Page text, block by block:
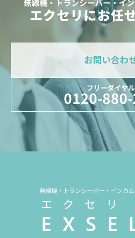
エクセリにお任
お問い合わ
フリーダイヤル
0120-
無線機・トランシーバー・インカ